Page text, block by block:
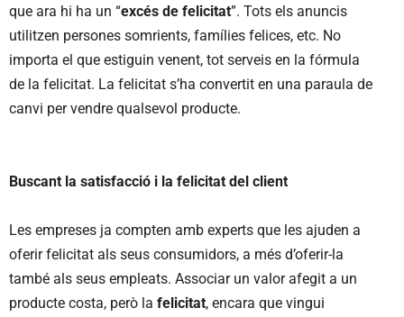
que ara hi ha un “excés de felicitat”. Tots els anuncis
utilitzen persones somrients, famílies felices, etc. No
importa el que estiguin venent, tot serveis en la fórmula
de la felicitat. La felicitat s’ha convertit en una paraula de
canvi per vendre qualsevol producte.
Buscant la satisfacció i la felicitat del client
Les empreses ja compten amb experts que les ajuden a
oferir felicitat als seus consumidors, a més d’oferir-la
també als seus empleats. Associar un valor afegit a un
producte costa, però la felicitat, encara que vingui